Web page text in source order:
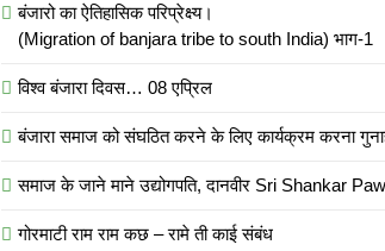
बंजारो का ऐतिहासिक परिप्रेक्ष्य।
(Migration of banjara tribe to south India) भाग-1
विश्व बंजारा दिवस… 08 एप्रिल
बंजारा समाज को संघठित करने के लिए कार्यक्रम करना
समाज के जाने माने उद्योगपति, दानवीर Sri Shankar
गोरमाटी राम राम कछ – रामे ती काई संबंध